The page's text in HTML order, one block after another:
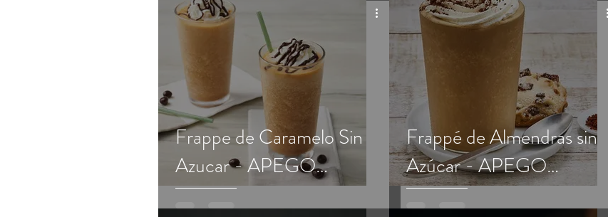
Frappe de Caramelo Sin
Azucar - APEGO
tradicional
Frappé de Almendras sin
Azúcar - APEGO
Tradicional